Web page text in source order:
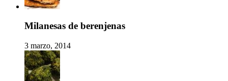
Milanesas de berenjenas
3 marzo, 2014